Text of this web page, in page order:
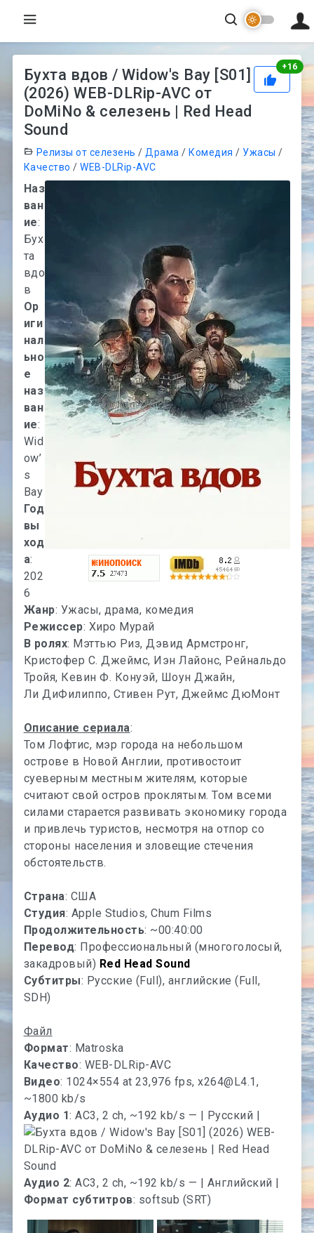
+16
Бухта вдов / Widow's Bay [S01]
(2026) WEB-DLRip-AVC от
DoMiNo & селезень | Red Head
Sound
Релизы от селезень / Драма /Комедия / Ужасы /
Качество /WEB-DLRip-AVC
Наз
ван
ие:
Бух
та
вдо
в
Ор
иги
нал
ьно
е
наз
ван
ие:
Wid
ow’
s
Bay
Год
вы
ход
а:
202
6
Жанр: Ужасы, драма, комедия
Режиссер: Хиро Мурай
В ролях: Мэттью Риз, Дэвид Армстронг,
Кристофер С. Джеймс, Иэн Лайонс, Рейнальдо
Тройя, Кевин Ф. Конуэй, Шоун Джайн,
Ли ДиФилиппо, Стивен Рут, Джеймс ДюМонт
Описание сериала:
Том Лофтис, мэр города на небольшом
острове в Новой Англии, противостоит
суеверным местным жителям, которые
считают свой остров проклятым. Том всеми
силами старается развивать экономику города
и привлечь туристов, несмотря на отпор со
стороны населения и зловещие стечения
обстоятельств.
Страна: США
Студия: Apple Studios, Chum Films
Продолжительность: ~00:40:00
Перевод: Профессиональный (многоголосый,
закадровый) Red Head Sound
Субтитры: Русские (Full), английские (Full,
SDH)
Файл
Формат: Matroska
Качество: WEB-DLRip-AVC
Видео: 1024×554 at 23,976 fps,x264@L4.1,
~1800 kb/s
Аудио 1: AC3, 2 ch, ~192 kb/s — | Русский |
Аудио 2: AC3, 2 ch, ~192 kb/s — | Английский |
Формат субтитров: softsub (SRT)